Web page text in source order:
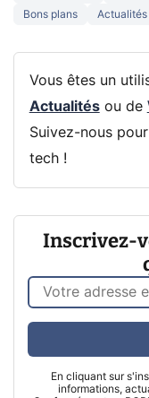
Bons plans
Vous êtes un
Actualitésou de
Suivez-nous
tech !
Inscrivez-
En cliquant sur
informations,